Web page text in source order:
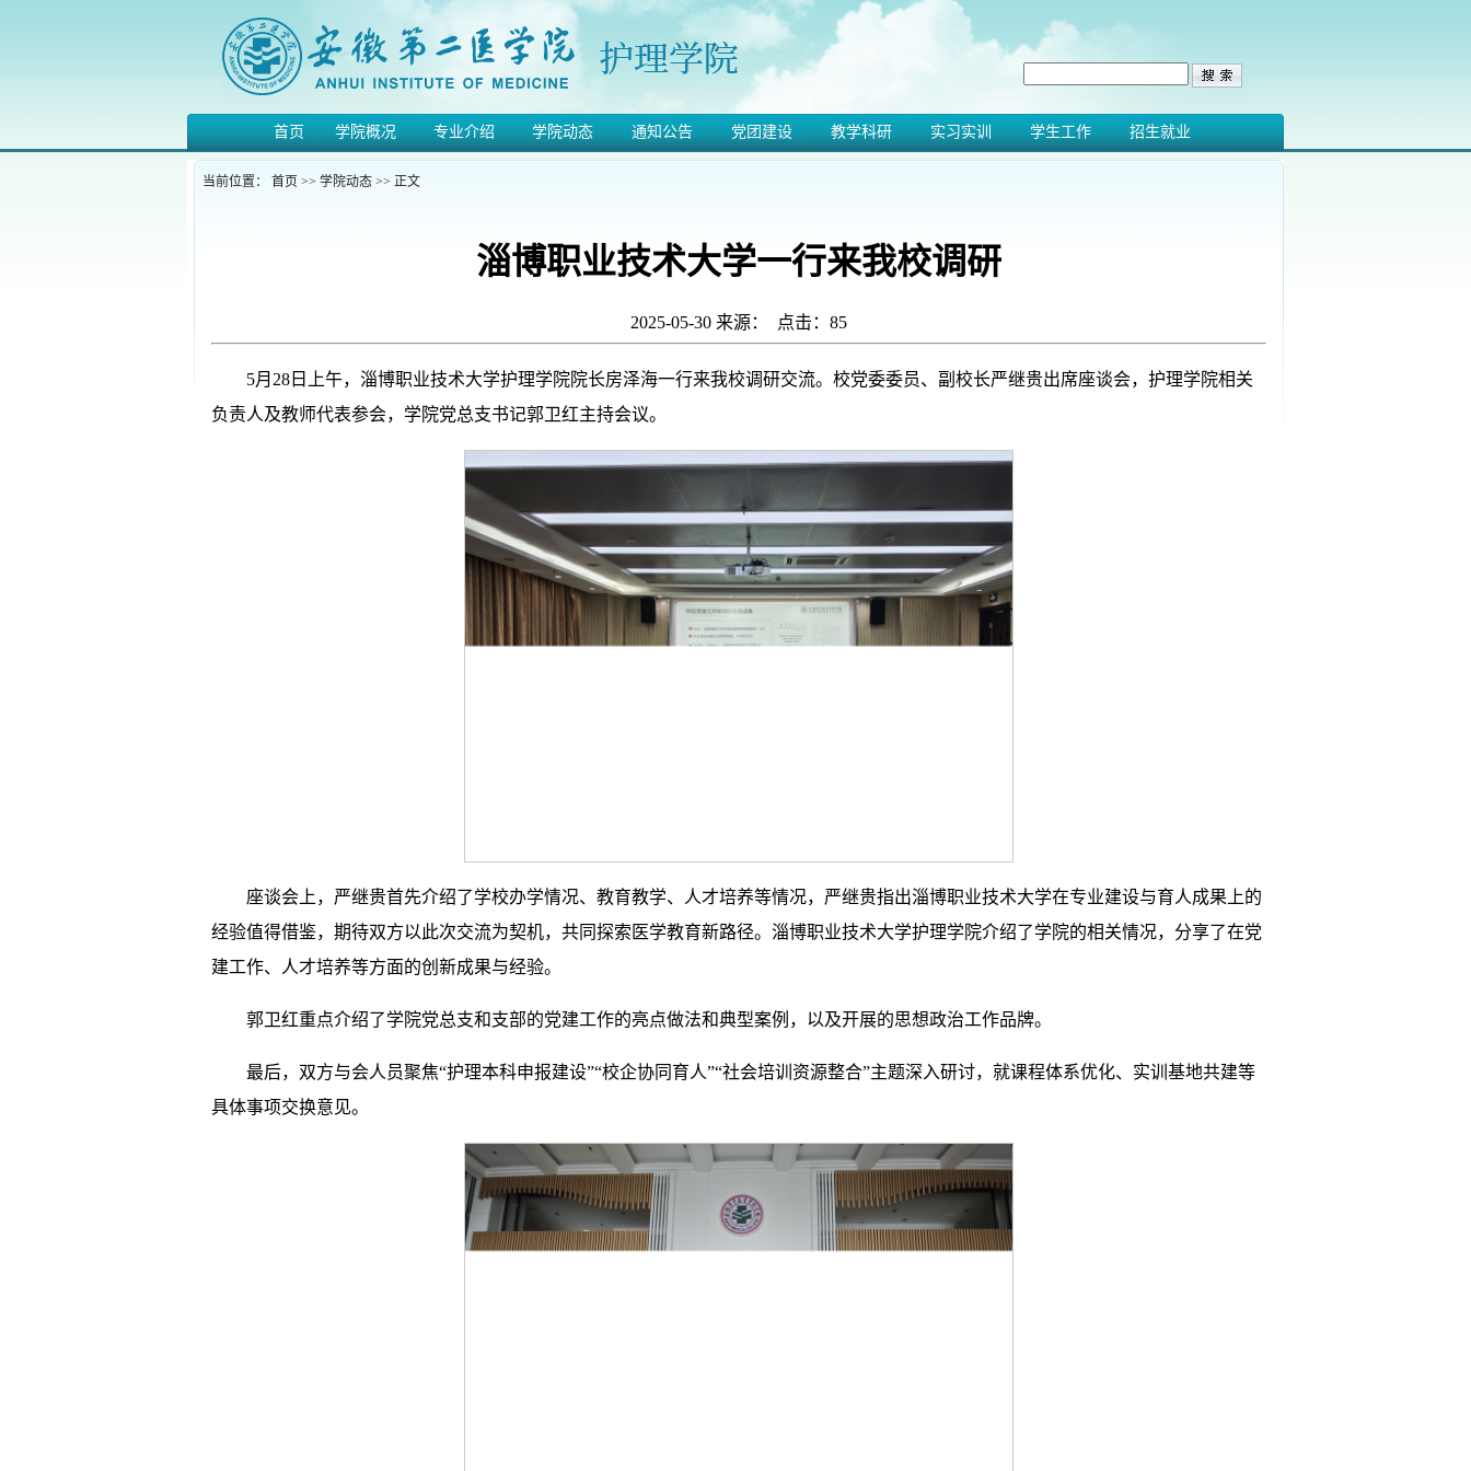
首页 学院概况 专业介绍 学院动态 通知公告 党团建设 教学科研 实习实训 学生工作 招生就业
当前位置： 首页 >> 学院动态 >> 正文
淄博职业技术大学一行来我校调研
2025-05-30 来源： 点击： 85
5月28日上午，淄博职业技术大学护理学院院长房泽海一行来我校调研交流。校党委委员、副校长严继贵出席座谈会，护理学院相关
负责人及教师代表参会，学院党总支书记郭卫红主持会议。
座谈会上，严继贵首先介绍了学校办学情况、教育教学、人才培养等情况，严继贵指出淄博职业技术大学在专业建设与育人成果上的
经验值得借鉴，期待双方以此次交流为契机，共同探索医学教育新路径。淄博职业技术大学护理学院介绍了学院的相关情况，分享了在党
建工作、人才培养等方面的创新成果与经验。
郭卫红重点介绍了学院党总支和支部的党建工作的亮点做法和典型案例，以及开展的思想政治工作品牌。
最后，双方与会人员聚焦“护理本科申报建设”“校企协同育人”“社会培训资源整合”主题深入研讨，就课程体系优化、实训基地共建等
具体事项交换意见。